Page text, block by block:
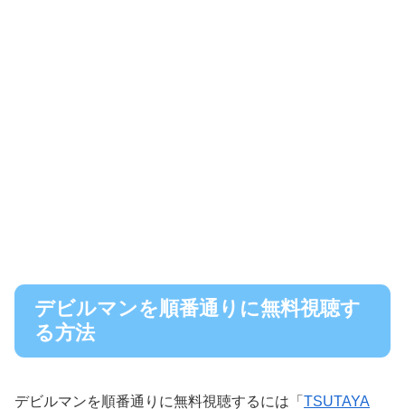
デビルマンを順番通りに無料視聴す
る方法
デビルマンを順番通りに無料視聴するには「 TSUTAYA